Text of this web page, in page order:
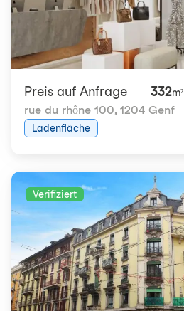
Preis auf Anfrage 332m²
rue du rhône 100, 1204 Genf
Ladenfläche
Verifiziert